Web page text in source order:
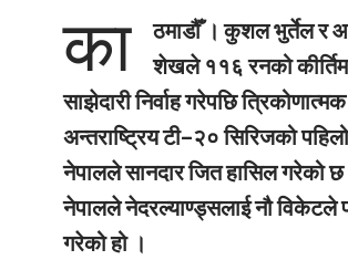
का ठमाडौँ ।कुशल भुर्तेल र
शेखले ११६ रनको
साझेदारी निर्वाह गरेपछि त्रिकोणात्मक
अन्तराष्ट्रिय टी–२० सिरिजको
नेपालले सानदार जित हासिल गरेको छ
नेपालले नेदरल्याण्ड्सलाई नौ विकेटले
गरेको हो ।